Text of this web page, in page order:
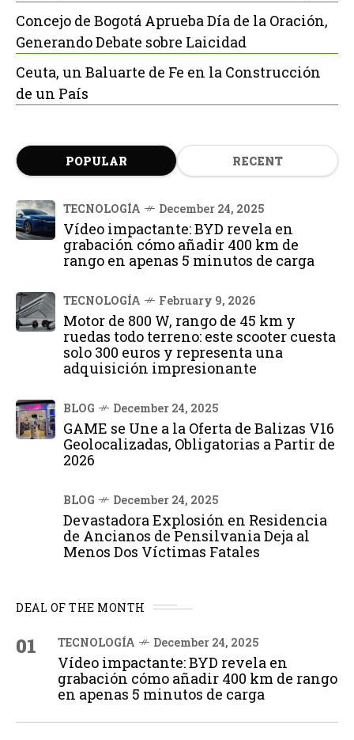
Concejo de Bogotá Aprueba Día de la Oración,
Generando Debate sobre Laicidad
Ceuta, un Baluarte de Fe en la Construcción
de un País
POPULAR RECENT
TECNOLOGÍA December 24, 2025
Vídeo impactante: BYD revela en
grabación cómo añadir 400 km de
rango en apenas 5 minutos de carga
TECNOLOGÍA February 9, 2026
Motor de 800 W, rango de 45 km y
ruedas todo terreno: este scooter cuesta
solo 300 euros y representa una
adquisición impresionante
BLOG December 24, 2025
GAME se Une a la Oferta de Balizas V16
Geolocalizadas, Obligatorias a Partir de
2026
BLOG December 24, 2025
Devastadora Explosión en Residencia
de Ancianos de Pensilvania Deja al
Menos Dos Víctimas Fatales
DEAL OF THE MONTH
01 TECNOLOGÍA December 24, 2025
Vídeo impactante: BYD revela en
grabación cómo añadir 400 km de rango
en apenas 5 minutos de carga